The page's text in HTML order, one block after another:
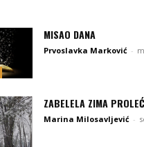
MISAO DANA
Prvoslavka Marković -
ZABELELA ZIMA
Marina Milosavljević -